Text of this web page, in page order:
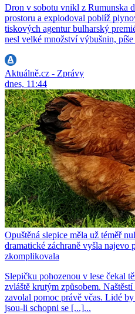
Dron v sobotu vnikl z Rumunska
prostoru a explodoval poblíž
tiskových agentur bulharský
nesl velké množství výbušnin,
Aktuálně.cz - Zprávy
dnes, 11:44
Opuštěná slepice měla už téměř
dramatické záchraně vyšla najevo
zkomplikovala
Slepičku pohozenou v lese čekal
zvláště krutým způsobem.
zavolal pomoc právě včas. Lidé
jsou-li schopni se [...]...